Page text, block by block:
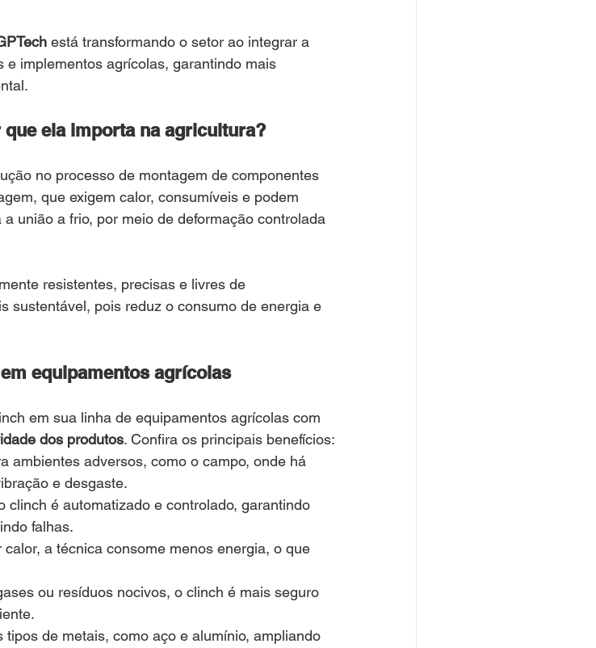
está transformando o setor ao integrar a
e implementos agrícolas, garantindo mais
que ela importa na agricultura?
no processo de montagem de componentes
que exigem calor, consumíveis e podem
união a frio, por meio de deformação controlada
resistentes, precisas e livres de
sustentável, pois reduz o consumo de energia e
equipamentos agrícolas
em sua linha de equipamentos agrícolas com
dos produtos. Confira os principais benefícios:
ambientes adversos, como o campo, onde há
e desgaste.
clinch é automatizado e controlado, garantindo
falhas.
calor, a técnica consome menos energia, o que
ou resíduos nocivos, o clinch é mais seguro
tipos de metais, como aço e alumínio, ampliando